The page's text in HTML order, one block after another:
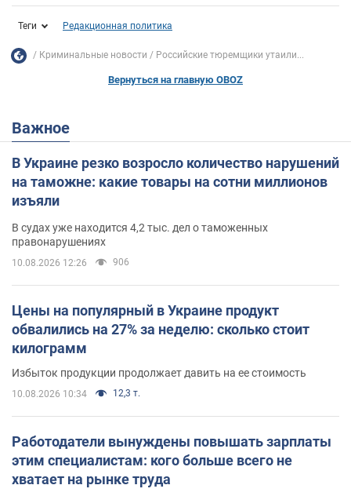
Теги Редакционная политика
Криминальные новости Российские тюремщики утаили...
Вернуться на главную OBOZ
Важное
В Украине резко возросло количество нарушений
на таможне: какие товары на сотни миллионов
изъяли
В судах уже находится 4,2 тыс. дел о таможенных
правонарушениях
10.08.2026 12:26 906
Цены на популярный в Украине продукт
обвалились на 27% за неделю: сколько стоит
килограмм
Избыток продукции продолжает давить на ее стоимость
10.08.2026 10:34 12,3 т.
Работодатели вынуждены повышать зарплаты
этим специалистам: кого больше всего не
хватает на рынке труда